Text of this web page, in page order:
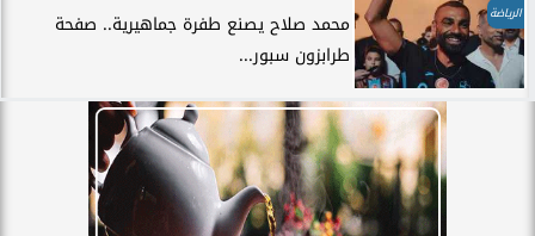
الرياضة
محمد صلاح يصنع طفرة جماهيرية.. صفحة
طرابزون سبور...